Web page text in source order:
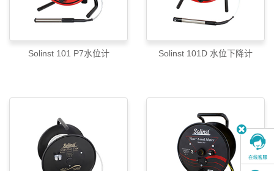
Solinst 101 P7水位计 Solinst 101D 水位下降计